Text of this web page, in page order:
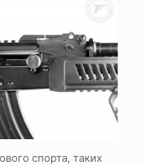
спорта, таких